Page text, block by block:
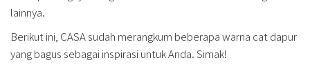
lainnya.
Berikut ini, CASA sudah merangkum beberapa warna cat dapur
yang bagus sebagai inspirasi untuk Anda. Simak!